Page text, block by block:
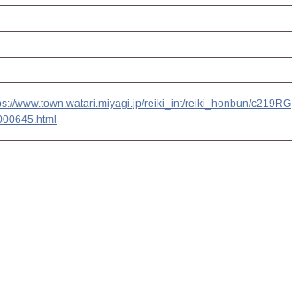
www.town.watari.miyagi.jp/reiki_int/reiki_honbun/c219RG